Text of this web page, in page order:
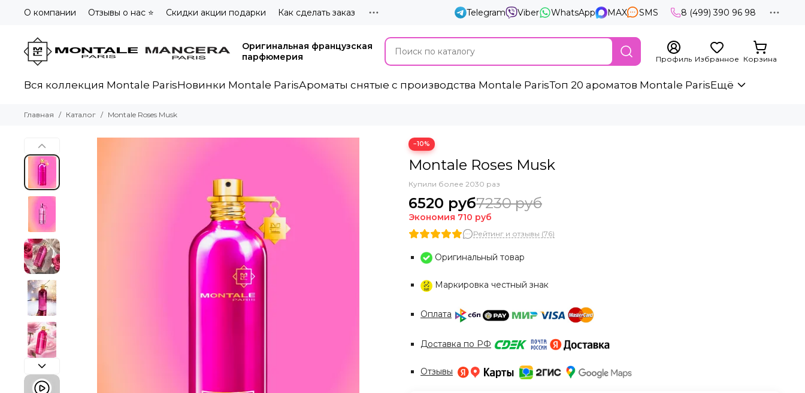
О компании Отзывы о нас ⭐ Скидки акции подарки Как сделать заказ Telegram Viber WhatsApp MAX SMS 8 (499) 390 96 98
Оригинальная французская
парфюмерия
Профиль Избранное Корзина
Вся коллекция Montale ParisНовинки Montale ParisАроматы cнятые с производства Montale ParisТоп 20 ароматов Montale ParisЕщё
Главная Каталог Montale Roses Musk
−10%
Montale Roses Musk
Купили более 2030 раз
6520 руб7230 руб
Экономия 710 руб
Рейтинг и отзывы (76)
Оригинальный товар
Маркировка честный знак
Оплата
Доставка по РФ
Отзывы